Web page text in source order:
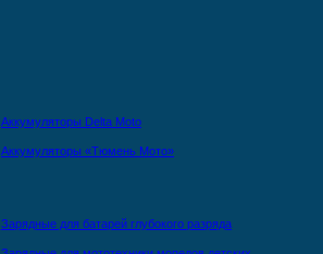
Аккумуляторы Delta Moto
Аккумуляторы «Тюмень Мото»
Зарядные для батарей глубокого разряда